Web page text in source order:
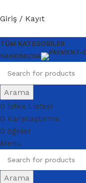
Giriş / Kayıt
TÜM KATEGORILER
HAKKIMIZDA
Arama
0 İstek Listesi
0 Karşılaştırma
0 öğeler
Menu
Arama